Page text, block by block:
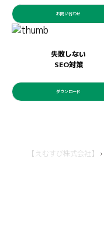
お問い合わせ
失敗しない
SEO対策
ダウンロード
【えむすび株式会社】 ›